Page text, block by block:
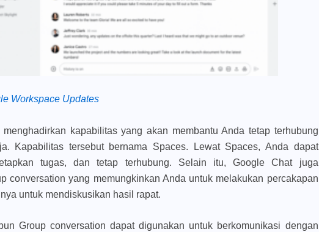
Workspace Updates
kapabilitas yang akan membantu Anda tetap terhubung
Kapabilitas tersebut bernama Spaces. Lewat Spaces, Anda dapat
tugas, dan tetap terhubung. Selain itu, Google Chat juga
conversation yang memungkinkan Anda untuk melakukan percakapan
untuk mendiskusikan hasil rapat.
Group conversation dapat digunakan untuk berkomunikasi dengan